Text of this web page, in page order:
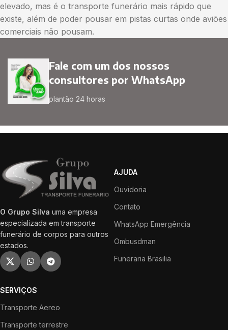
elevado, mas é o transporte funerário mais rápido que
existe, além de poder pousar em pistas curtas onde aviões
comerciais não pousam.
Fale com um dos nossos
consultores por WhatsApp
plantão 24 horas
O Grupo Silva uma empresa
especializada em transporte
funerário de corpos para outros
estados.
AJUDA
Ouvidoria
Contato
WhatsApp Emergência
Ombusdman
Funeraria Brasilia
SERVIÇOS
Transporte Aereo
Transporte terrestre